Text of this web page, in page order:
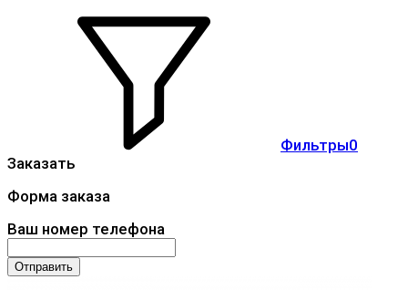
Фильтры0
Заказать
Форма заказа
Ваш номер телефона
Отправить